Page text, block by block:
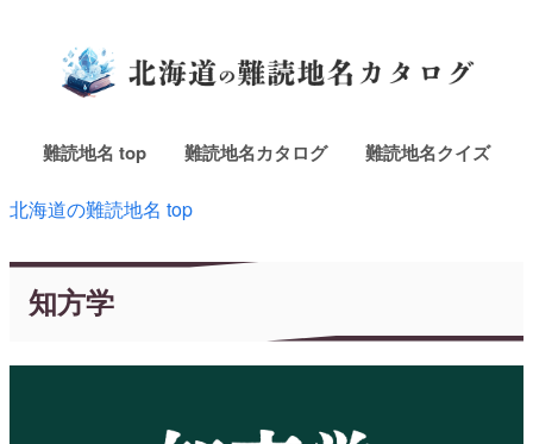
難読地名 top 難読地名カタログ 難読地名クイズ
北海道の難読地名 top
知方学